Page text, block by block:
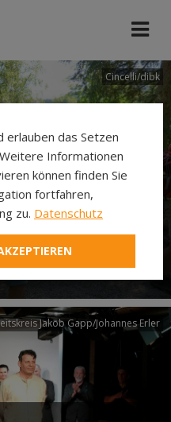
Cincelli/dibk
Via
Jakob Gapp/Johannes Erler
erlauben das Setzen
Informationen
können finden Sie
fortfahren,
zu. Datenschutz